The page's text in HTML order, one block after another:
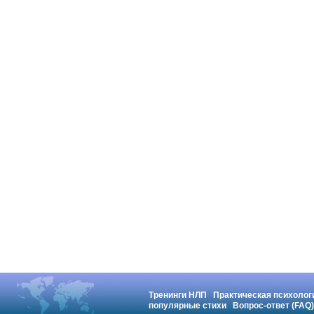
Тренинги НЛП
Практическая
популярные стихи
Вопрос-ответ (FAQ)